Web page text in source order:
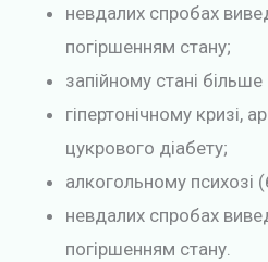
невдалих спробах
погіршенням стану;
запійному стані більше
гіпертонічному кризі,
цукрового діабету;
алкогольному психозі
невдалих спробах
погіршенням стану.